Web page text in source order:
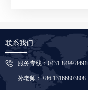
联系我们
服务专线：0431-8499 8491
孙老师：+86 13166803808